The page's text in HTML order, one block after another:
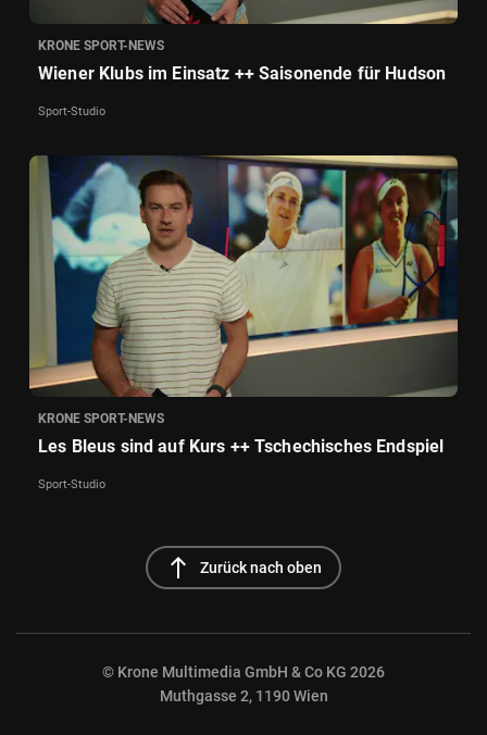
KRONE SPORT-NEWS
Wiener Klubs im Einsatz ++ Saisonende für Hudson
Sport-Studio
KRONE SPORT-NEWS
Les Bleus sind auf Kurs ++ Tschechisches Endspiel
Sport-Studio
north Zurück nach oben
© Krone Multimedia GmbH & Co KG 2026
Muthgasse 2, 1190 Wien